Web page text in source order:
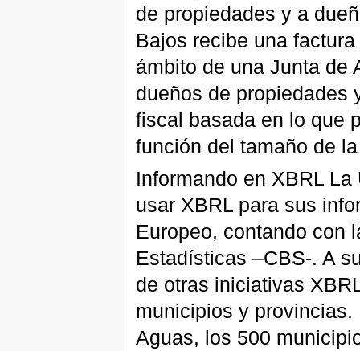
de propiedades y a
Bajos recibe una
ámbito de una Junta de
dueños de propiedades
fiscal basada en lo que
función del tamaño de
Informando en XBRL
usar XBRL para sus
Europeo, contando con
Estadísticas –CBS-. A
de otras iniciativas
municipios y
Aguas, los 500